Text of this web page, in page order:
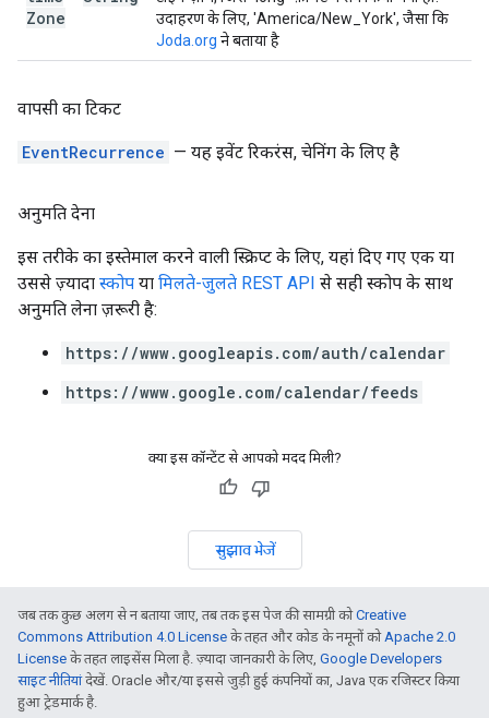
Zone
उदाहरण के लिए, 'America/New_York', जैसा कि
Joda.org ने बताया है
वापसी का टिकट
EventRecurrence — यह इवेंट रिकरंस, चेनिंग के लिए है
अनुमति देना
इस तरीके का इस्तेमाल करने वाली स्क्रिप्ट के लिए, यहां दिए गए एक या
उससे ज़्यादा स्कोप या मिलते-जुलते REST API से सही स्कोप के साथ
अनुमति लेना ज़रूरी है:
https://www.googleapis.com/auth/calendar
https://www.google.com/calendar/feeds
क्या इस कॉन्टेंट से आपको मदद मिली?
सुझाव भेजें
जब तक कुछ अलग से न बताया जाए, तब तक इस पेज की सामग्री कोCreative
Commons Attribution 4.0 License के तहत और कोड के नमूनों कोApache 2.0
License के तहत लाइसेंस मिला है. ज़्यादा जानकारी के लिए, Google Developers
साइट नीतियांदेखें. Oracle और/या इससे जुड़ी हुई कंपनियों का, Java एक रजिस्टर किया
हुआ ट्रेडमार्क है.